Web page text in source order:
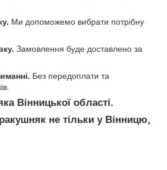
Ми допоможемо вибрати потрібну
Замовлення буде доставлено за
Без передоплати та
Вінницької області.
ракушняк не тільки у Вінницю,